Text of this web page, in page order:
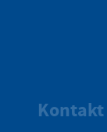
Kontakt